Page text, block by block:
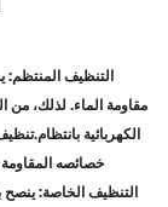
التنظيف
مقاومة الماء. لذلك، من
الكهربائية بانتظام.
خصائصه المقاومة
التنظيف الخاصة: